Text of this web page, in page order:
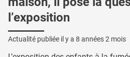
l’exposition
Actualité publiée il y a 8 années 2 mois